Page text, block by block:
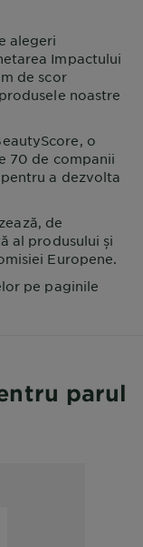
alegeri
Impactului
de scor
noastre
o
70 de companii
a dezvolta
de
al produsului și
Europene.
pe paginile
parul